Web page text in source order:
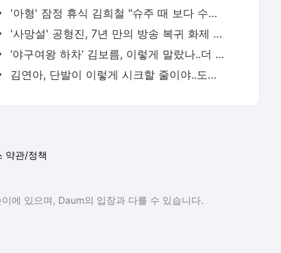
'아형' 잠정 휴식 김희철 "슈주 때 보다 수입 많다"…복귀 기대UP [핫피플]
'사망설' 공형진, 7년 만의 방송 복귀 화제 "1억 시계, 10개 팔아버텼다" [핫피플]
‘야구여왕 하차’ 김보름, 이렇게 말랐나..더 야위어진 근황 ‘걱정’
김연아, 단발이 이렇게 시크할 줄이야..도발적 눈빛까지
약관/정책
에 있으며, Daum의 입장과 다를 수 있습니다.